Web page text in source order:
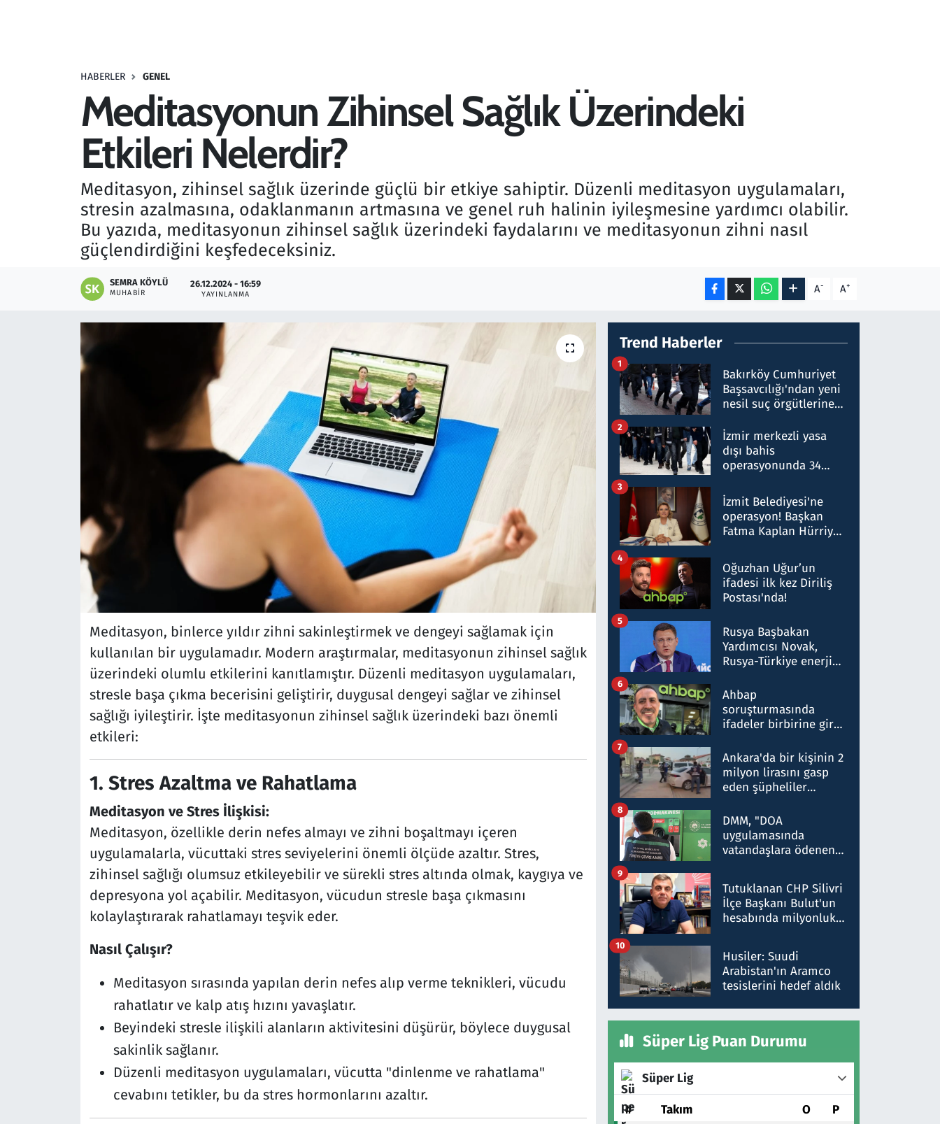
HABERLER GENEL
Meditasyonun Zihinsel Sağlık Üzerindeki
Etkileri Nelerdir?
Meditasyon, zihinsel sağlık üzerinde güçlü bir etkiye sahiptir. Düzenli meditasyon uygulamaları,
stresin azalmasına, odaklanmanın artmasına ve genel ruh halinin iyileşmesine yardımcı olabilir.
Bu yazıda, meditasyonun zihinsel sağlık üzerindeki faydalarını ve meditasyonun zihni nasıl
güçlendirdiğini keşfedeceksiniz.
SEMRA KÖYLÜ
MUHABIR
26.12.2024 - 16:59
YAYINLANMA A- A+
Meditasyon, binlerce yıldır zihni sakinleştirmek ve dengeyi sağlamak için
kullanılan bir uygulamadır. Modern araştırmalar, meditasyonun zihinsel sağlık
üzerindeki olumlu etkilerini kanıtlamıştır. Düzenli meditasyon uygulamaları,
stresle başa çıkma becerisini geliştirir, duygusal dengeyi sağlar ve zihinsel
sağlığı iyileştirir. İşte meditasyonun zihinsel sağlık üzerindeki bazı önemli
etkileri:
1. Stres Azaltma ve Rahatlama
Meditasyon ve Stres İlişkisi:
Meditasyon, özellikle derin nefes almayı ve zihni boşaltmayı içeren
uygulamalarla, vücuttaki stres seviyelerini önemli ölçüde azaltır. Stres,
zihinsel sağlığı olumsuz etkileyebilir ve sürekli stres altında olmak, kaygıya ve
depresyona yol açabilir. Meditasyon, vücudun stresle başa çıkmasını
kolaylaştırarak rahatlamayı teşvik eder.
Nasıl Çalışır?
Meditasyon sırasında yapılan derin nefes alıp verme teknikleri, vücudu
rahatlatır ve kalp atış hızını yavaşlatır.
Beyindeki stresle ilişkili alanların aktivitesini düşürür, böylece duygusal
sakinlik sağlanır.
Düzenli meditasyon uygulamaları, vücutta "dinlenme ve rahatlama"
cevabını tetikler, bu da stres hormonlarını azaltır.
Trend Haberler
Bakırköy Cumhuriyet
Başsavcılığı'ndan yeni
nesil suç örgütlerine
hakkında gözaltı kararı
1
İzmir merkezli yasa
dışı bahis
operasyonunda 34
Milyar liralık para
trafiği tespit edildi
2
İzmit Belediyesi'ne
operasyon! Başkan
Fatma Kaplan Hürriyet
3
Oğuzhan Uğur’un
ifadesi ilk kez Diriliş
Postası'nda!
4
Rusya Başbakan
Yardımcısı Novak,
Rusya-Türkiye enerji
nitelikte olduğunu
belirtti
5
Ahbap
soruşturmasında
ifadeler birbirine girdi:
ifadelerinden ortaya
çıkan tablo şok etti
6
Ankara'da bir kişinin 2
milyon lirasını gasp
eden şüpheliler
7
DMM, "DOA
uygulamasında
vatandaşlara ödenen
düşürüldüğü" iddiasını
yalanladı
8
Tutuklanan CHP Silivri
İlçe Başkanı Bulut'un
hesabında milyonluk
talimat verdi, ben
gönderdim
9
Husiler: Suudi
Arabistan'ın Aramco
tesislerini hedef aldık
10
Süper Lig Puan Durumu
Süper Lig
# Takım O P
Savunma Sanayi
Teknoloji ve Bilim
Televizyon